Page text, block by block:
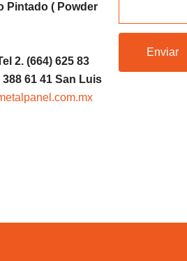
Pintado ( Powder
2. (664) 625 83
388 61 41 San Luis